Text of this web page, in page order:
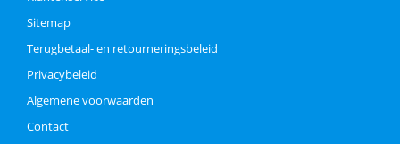
Sitemap
Terugbetaal- en retourneringsbeleid
Privacybeleid
Algemene voorwaarden
Contact